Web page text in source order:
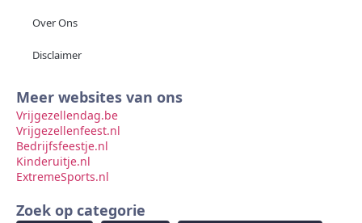
Over Ons
Disclaimer
Meer websites van ons
Vrijgezellendag.be
Vrijgezellenfeest.nl
Bedrijfsfeestje.nl
Kinderuitje.nl
ExtremeSports.nl
Zoek op categorie